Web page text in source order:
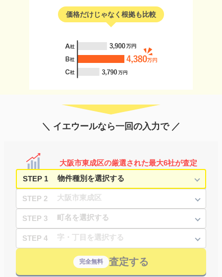
価格だけじゃなく根拠も比較
＼ イエウールなら一回の入力で ／
大阪市東成区の厳選された最大6社が査定
STEP 1
STEP 2
STEP 3
STEP 4
完全無料 査定する